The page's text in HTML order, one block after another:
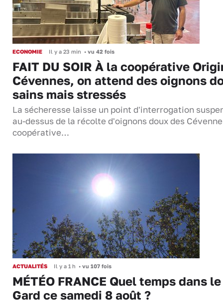
ECONOMIE Il y a 23 min • vu 42 fois
FAIT DU SOIR À la coopérative
Cévennes, on attend des oignons
sains mais stressés
La sécheresse laisse un point d'interrogation
au-dessus de la récolte d'oignons doux des
coopérative…
ACTUALITÉS Il y a 1 h • vu 107 fois
MÉTÉO FRANCE Quel temps dans le
Gard ce samedi 8 août ?